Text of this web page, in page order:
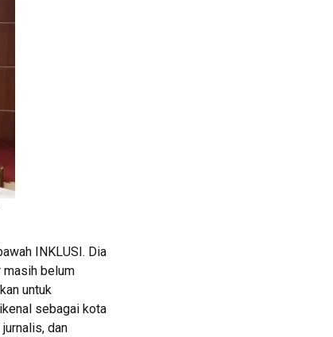
INKLUSI. Dia
belum
untuk
sebagai kota
dan